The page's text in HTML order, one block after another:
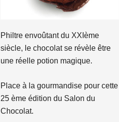
Philtre envoûtant du XXIème
siècle, le chocolat se révèle être
une réelle potion magique.
Place à la gourmandise pour cette
25 ème édition du Salon du
Chocolat.